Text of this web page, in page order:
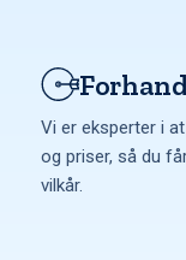
Vi er eksperter i
og priser, så du
vilkår.